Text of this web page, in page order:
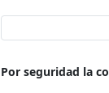
Botón para
Por seguridad la